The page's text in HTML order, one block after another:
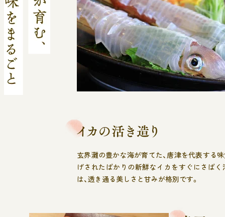
玄界灘の豊かな海が育てた、唐津を代表する
げされたばかりの新鮮なイカをすぐにさばく
は、透き通る美しさと甘みが格別です。